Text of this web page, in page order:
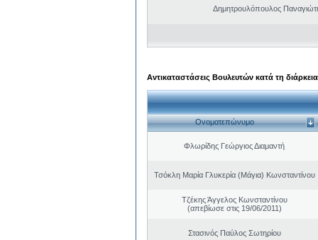
Δημητρουλόπουλος
Αντικαταστάσεις Βουλευτών κατά τη
Ονοματεπώνυμο
Φλωρίδης Γεώργιος Διαμαντή
Τσόκλη Μαρία Γλυκερία (Μάγια) Κωνσταντίνου
Τζέκης Άγγελος Κωνσταντίνου
(απεβίωσε στις 19/06/2011)
Στασινός Παύλος Σωτηρίου